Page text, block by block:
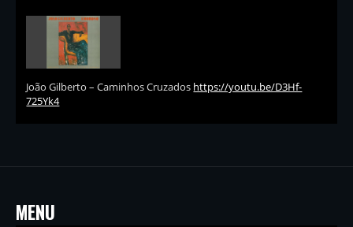
João Gilberto – Caminhos Cruzados https://youtu.be/D3Hf-
725Yk4
MENU